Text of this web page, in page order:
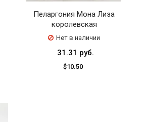
Пеларгония Мона Лиза
королевская
Нет в наличии
31.31 руб.
$10.50